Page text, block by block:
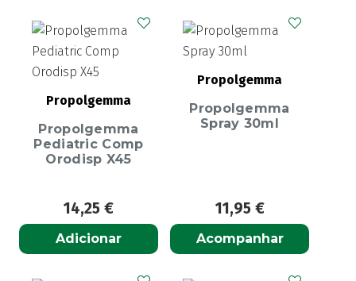
Propolgemma
Propolgemma
Pediatric Comp
Orodisp X45
14,25 €
Adicionar
Propolgemma
Propolgemma
Spray 30ml
11,95 €
Acompanhar